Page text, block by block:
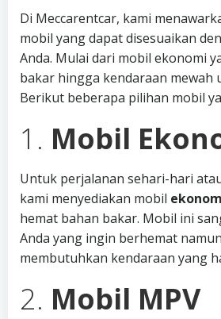
Di Meccarentcar, kami
mobil yang dapat disesuaikan
Anda. Mulai dari mobil ekonomi
bakar hingga kendaraan mewah
Berikut beberapa pilihan mobil
1. Mobil
Untuk perjalanan sehari-hari
kami menyediakan mobil
hemat bahan bakar. Mobil ini
Anda yang ingin berhemat
membutuhkan kendaraan yang
2. Mobil MPV